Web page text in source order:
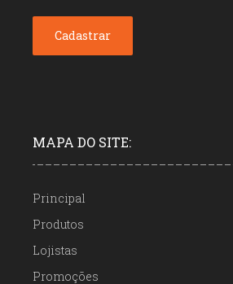
MAPA DO SITE:
Principal
Produtos
Lojistas
Promoções